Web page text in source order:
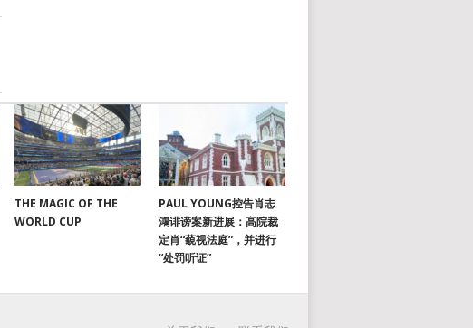
THE MAGIC OF THE
WORLD CUP
PAUL YOUNG控告肖志
鴻诽谤案新进展：高院裁
定肖“藐视法庭”，并进行
“处罚听证”